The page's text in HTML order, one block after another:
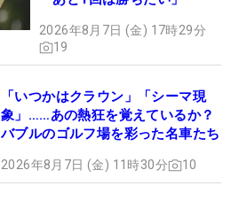
2026年8月7日 (金) 17時29分
19
「いつかはクラウン」「シーマ現
象」……あの熱狂を覚えているか？
バブルのゴルフ場を彩った名車たち
2026年8月7日 (金) 11時30分 10